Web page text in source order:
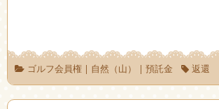
ゴルフ会員権| 自然（山） | 預託金 返還